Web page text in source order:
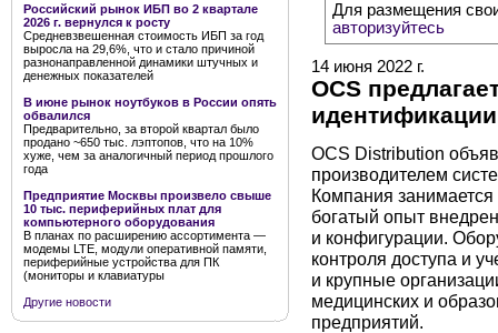
Российский рынок ИБП во 2 квартале
2026 г. вернулся к росту
Средневзвешенная стоимость ИБП за год
выросла на 29,6%, что и стало причиной
разнонаправленной динамики штучных и
денежных показателей
В июне рынок ноутбуков в России опять
обвалился
Предварительно, за второй квартал было
продано ~650 тыс. лэптопов, что на 10%
хуже, чем за аналогичный период прошлого
года
Предприятие Москвы произвело свыше
10 тыс. периферийных плат для
компьютерного оборудования
В планах по расширению ассортимента —
модемы LTE, модули оперативной памяти,
периферийные устройства для ПК
(мониторы и клавиатуры
Другие новости
Для размещения
авторизуйтесь
14 июня 2022 г.
OCS
OCS Distribution
производителем
Компания занимается
богатый опыт
и конфигурации.
контроля доступа и
и крупные
медицинских и
предприятий.